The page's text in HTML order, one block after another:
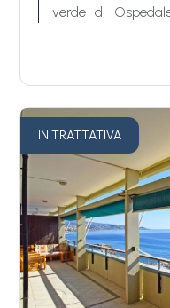
verde di
due camere
perimetrale che si
all'aperto.
condominiale.
L'appartamento
comodissimo a
come casa
IN TRATTATIVA